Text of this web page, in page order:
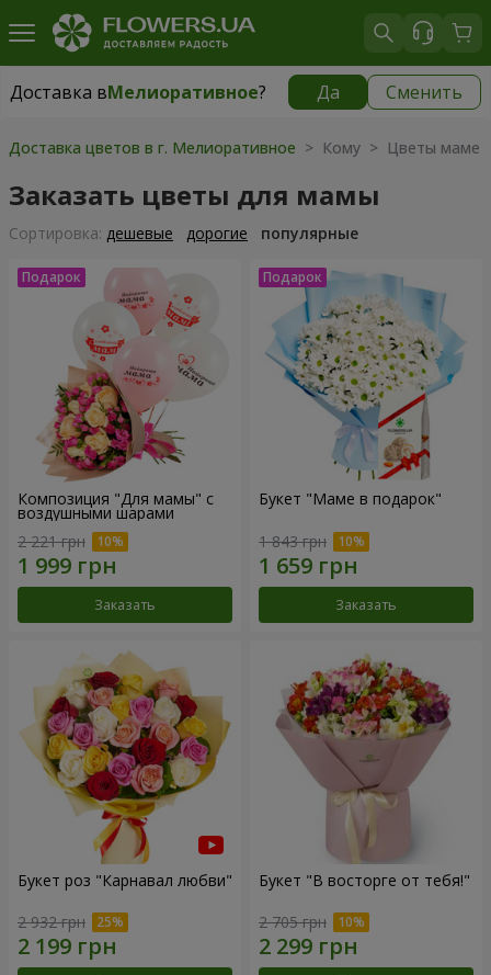
Доставка вМелиоративное? Да Сменить
Доставка вМелиоративное|бесплатно
Доставка цветов в г. Мелиоративное > Кому > Цветы маме
Заказать цветы для мамы
Cортировка: дешевые дорогие популярные
Композиция "Для мамы" с
воздушными шарами
2 221 грн
Заказать
Букет "Маме в подарок"
1 843 грн
Заказать
Букет роз "Карнавал любви"
2 932 грн
Букет "В восторге от тебя!"
2 705 грн